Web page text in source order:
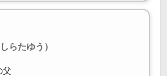
しらたゆう）
父